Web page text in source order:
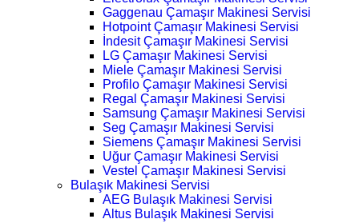
Gaggenau Çamaşır Makinesi Servisi
Hotpoint Çamaşır Makinesi Servisi
İndesit Çamaşır Makinesi Servisi
LG Çamaşır Makinesi Servisi
Miele Çamaşır Makinesi Servisi
Profilo Çamaşır Makinesi Servisi
Regal Çamaşır Makinesi Servisi
Samsung Çamaşır Makinesi Servisi
Seg Çamaşır Makinesi Servisi
Siemens Çamaşır Makinesi Servisi
Uğur Çamaşır Makinesi Servisi
Vestel Çamaşır Makinesi Servisi
Bulaşık Makinesi Servisi
AEG Bulaşık Makinesi Servisi
Altus Bulaşık Makinesi Servisi